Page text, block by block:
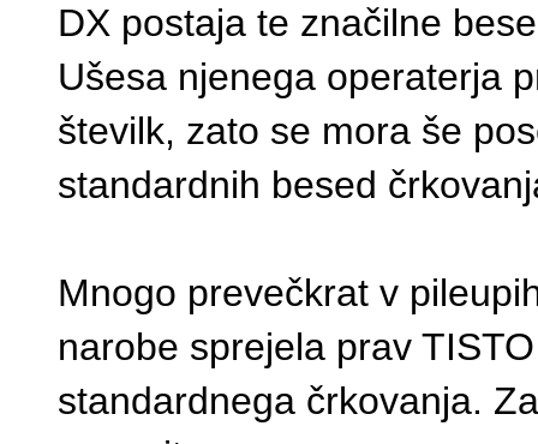
DX postaja te značilne
Ušesa njenega operaterja
številk, zato se mora še
standardnih besed
Mnogo prevečkrat v
narobe sprejela prav
standardnega črkovanja.